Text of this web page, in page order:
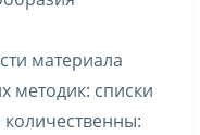
материала
методик: списки